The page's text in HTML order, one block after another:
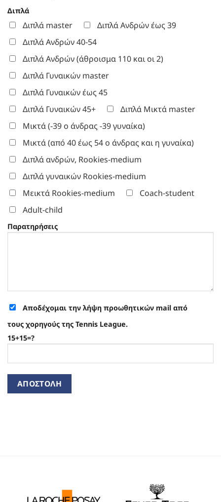
Διπλά
Διπλά master
Διπλά Ανδρών έως 39
Διπλά Ανδρών 40-54
Διπλά Ανδρών (άθροισμα 110 και οι 2)
Διπλά Γυναικών master
Διπλά Γυναικών έως 45
Διπλά Γυναικών 45+
Διπλά Μικτά master
Μικτά (-39 ο άνδρας -39 γυναίκα)
Μικτά (από 40 έως 54 ο άνδρας και η γυναίκα)
Διπλά ανδρών, Rookies-medium
Διπλά γυναικών Rookies-medium
Μεικτά Rookies-medium
Coach-student
Adult-child
Παρατηρήσεις
Αποδέχομαι την λήψη προωθητικών mail από
τους χορηγούς της Tennis League.
15+15=?